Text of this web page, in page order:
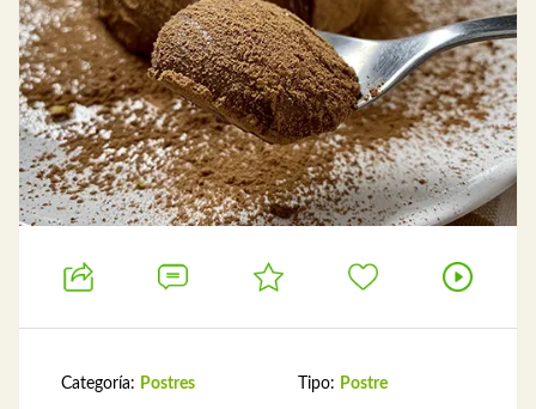
Categoría: Postres Tipo: Postre